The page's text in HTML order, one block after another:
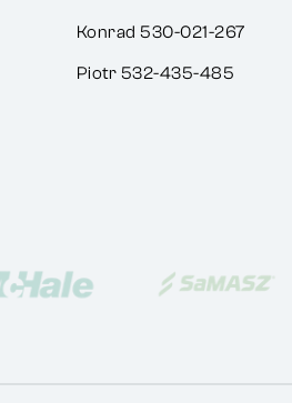
Konrad 530-021-267
Piotr 532-435-485